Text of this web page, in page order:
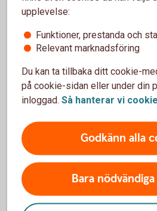
Du kan fortfarande använda ett
eller säkerhetsdosa. För att
BankID. Observera att det
kontroll i form av att du scannar
nationella ID-kort när du
BankID
upplevelse:
Funktioner, prestanda och
Relevant marknadsföring
Du kan ta tillbaka ditt cookie-
på cookie-sidan eller under din
inloggad. Så hanterar vi
Godkänn alla
Bara